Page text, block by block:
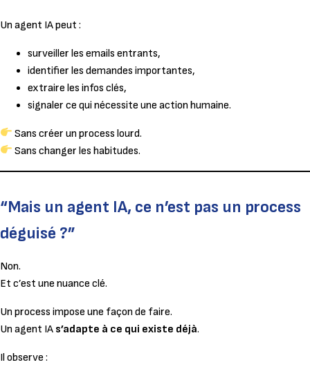
Un agent IA peut :
surveiller les emails entrants,
identifier les demandes importantes,
extraire les infos clés,
signaler ce qui nécessite une action humaine.
Sans créer un process lourd.
Sans changer les habitudes.
“Mais un agent IA, ce n’est pas un process
déguisé ?”
Non.
Et c’est une nuance clé.
Un process impose une façon de faire.
Un agent IA s’adapte à ce qui existe déjà.
Il observe :